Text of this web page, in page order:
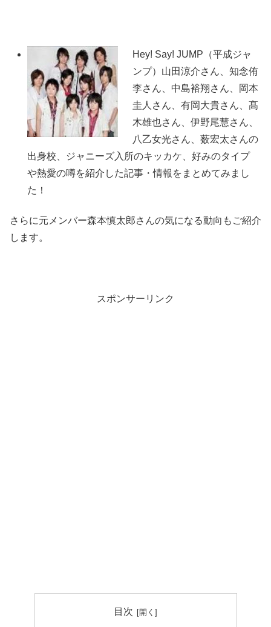
Hey! Say! JUMP（平成ジャ
ンプ）山田涼介さん、知念侑
李さん、中島裕翔さん、岡本
圭人さん、有岡大貴さん、髙
木雄也さん、伊野尾慧さん、
八乙女光さん、薮宏太さんの
出身校、ジャニーズ入所のキッカケ、好みのタイプ
や熱愛の噂を紹介した記事・情報をまとめてみまし
た！
さらに元メンバー森本慎太郎さんの気になる動向もご紹介
します。
スポンサーリンク
目次